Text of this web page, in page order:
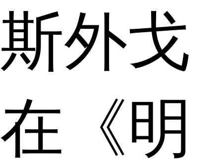
斯外戈
在《明